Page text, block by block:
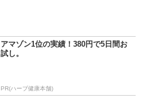
アマゾン1位の実績！380円で5日間お
試し。
PR(ハーブ健康本舗)